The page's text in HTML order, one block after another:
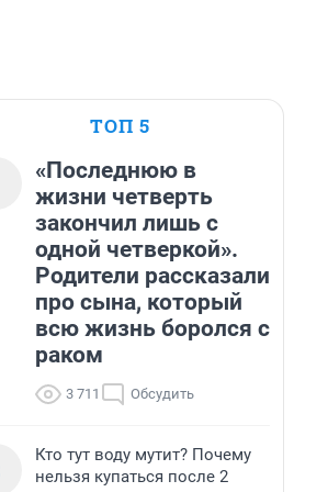
ТОП 5
«Последнюю в
жизни четверть
закончил лишь с
одной четверкой».
Родители рассказали
про сына, который
всю жизнь боролся с
раком
3 711 Обсудить
Кто тут воду мутит? Почему
нельзя купаться после 2